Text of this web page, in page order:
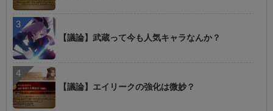
【議論】武蔵って今も人気キャラなんか？
【議論】エイリークの強化は微妙？